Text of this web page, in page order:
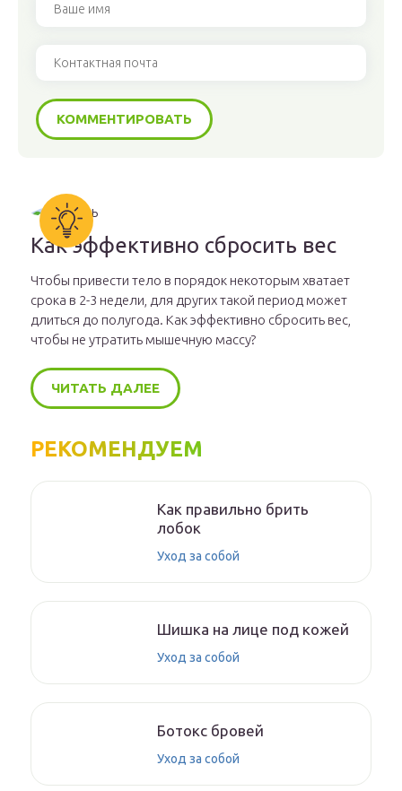
Как эффективно сбросить вес
Чтобы привести тело в порядок некоторым хватает
срока в 2-3 недели, для других такой период может
длиться до полугода. Как эффективно сбросить вес,
чтобы не утратить мышечную массу?
ЧИТАТЬ ДАЛЕЕ
РЕКОМЕНДУЕМ
Как правильно брить
лобок
Уход за собой
Шишка на лице под кожей
Уход за собой
Ботокс бровей
Уход за собой